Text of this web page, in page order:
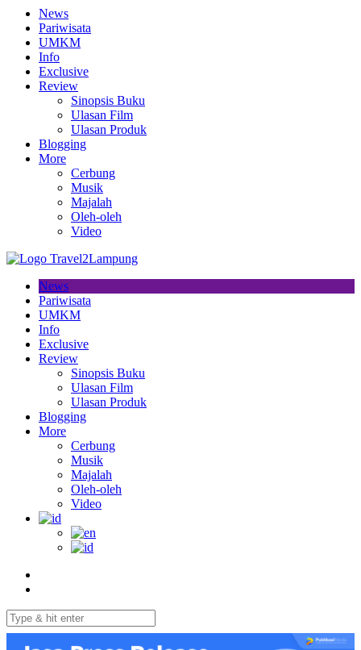
News
Pariwisata
UMKM
Info
Exclusive
Review
Sinopsis Buku
Ulasan Film
Ulasan Produk
Blogging
More
Cerbung
Musik
Majalah
Oleh-oleh
Video
News
Pariwisata
UMKM
Info
Exclusive
Review
Sinopsis Buku
Ulasan Film
Ulasan Produk
Blogging
More
Cerbung
Musik
Majalah
Oleh-oleh
Video